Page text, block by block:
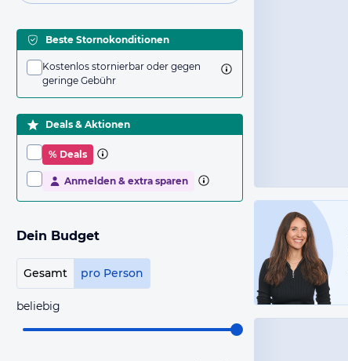
Beste Stornokonditionen
Kostenlos stornierbar oder gegen
geringe Gebühr
Deals & Aktionen
% Deals
Anmelden & extra sparen
Dein Budget
Gesamt pro Person
beliebig